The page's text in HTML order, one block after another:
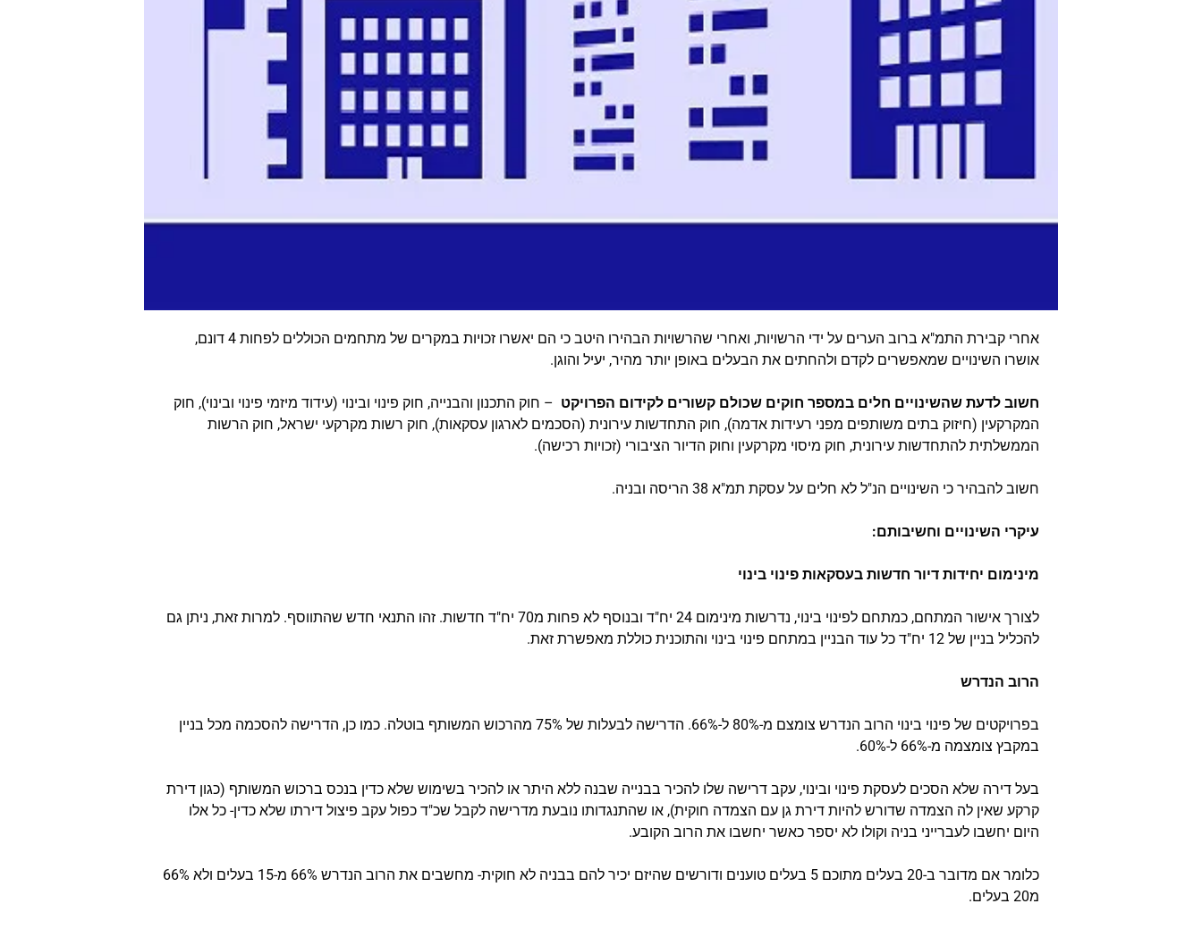
אחרי קבירת התמ"א ברוב הערים על ידי הרשויות, ואחרי שהרשויות הבהירו היטב כי הם יאשרו זכויות במקרים של מתחמים הכוללים לפחות 4 דונם,
אושרו השינויים שמאפשרים לקדם ולהחתים את הבעלים באופן יותר מהיר, יעיל והוגן.
חשוב לדעת שהשינויים חלים במספר חוקים שכולם קשורים לקידום הפרויקט – חוק התכנון והבנייה, חוק פינוי ובינוי (עידוד מיזמי פינוי ובינוי), חוק
המקרקעין (חיזוק בתים משותפים מפני רעידות אדמה), חוק התחדשות עירונית (הסכמים לארגון עסקאות), חוק רשות מקרקעי ישראל, חוק הרשות
הממשלתית להתחדשות עירונית, חוק מיסוי מקרקעין וחוק הדיור הציבורי (זכויות רכישה).
חשוב להבהיר כי השינויים הנ"ל לא חלים על עסקת תמ"א 38 הריסה ובניה.
עיקרי השינויים וחשיבותם:
מינימום יחידות דיור חדשות בעסקאות פינוי בינוי
לצורך אישור המתחם, כמתחם לפינוי בינוי, נדרשות מינימום 24 יח"ד ובנוסף לא פחות מ70 יח"ד חדשות. זהו התנאי חדש שהתווסף. למרות זאת, ניתן גם
להכליל בניין של 12 יח"ד כל עוד הבניין במתחם פינוי בינוי והתוכנית כוללת מאפשרת זאת.
הרוב הנדרש
בפרויקטים של פינוי בינוי הרוב הנדרש צומצם מ-80% ל-66%. הדרישה לבעלות של 75% מהרכוש המשותף בוטלה. כמו כן, הדרישה להסכמה מכל בניין
במקבץ צומצמה מ-66% ל-60%.
בעל דירה שלא הסכים לעסקת פינוי ובינוי, עקב דרישה שלו להכיר בבנייה שבנה ללא היתר או להכיר בשימוש שלא כדין בנכס ברכוש המשותף (כגון דירת
קרקע שאין לה הצמדה שדורש להיות דירת גן עם הצמדה חוקית), או שהתנגדותו נובעת מדרישה לקבל שכ"ד כפול עקב פיצול דירתו שלא כדין- כל אלו
היום יחשבו לעברייני בניה וקולו לא יספר כאשר יחשבו את הרוב הקובע.
כלומר אם מדובר ב-20 בעלים מתוכם 5 בעלים טוענים ודורשים שהיזם יכיר להם בבניה לא חוקית- מחשבים את הרוב הנדרש 66% מ-15 בעלים ולא 66%
מ20 בעלים.